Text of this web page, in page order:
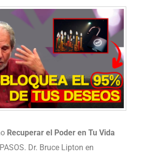
Recuperar el Poder en Tu Vida
Dr. Bruce Lipton en